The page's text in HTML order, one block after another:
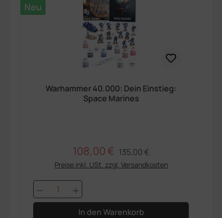
Neu
Warhammer 40.000: Dein Einstieg:
Space Marines
Verkaufspreis:
108,00 € Regulärer Preis:
135,00 €
Preise inkl. USt. zzgl. Versandkosten
Produkt Anzahl: Gib den
In den Warenkorb